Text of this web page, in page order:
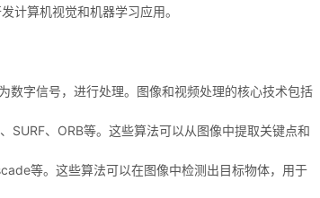
计算机视觉和机器学习应用。
数字信号，进行处理。图像和视频处理的核心技术包括
SURF、ORB等。这些算法可以从图像中提取关键点和
等。这些算法可以在图像中检测出目标物体，用于